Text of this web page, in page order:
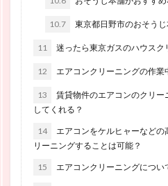
10.7 東京都日野市のおそう
11 迷ったら東京ガスのハウスク
12 エアコンクリーニングの作業
13
賃貸物件のエアコンのクリ
してくれる？
14
エアコンをケルヒャーなど
リーニングすることは可能？
15 エアコンクリーニングについ